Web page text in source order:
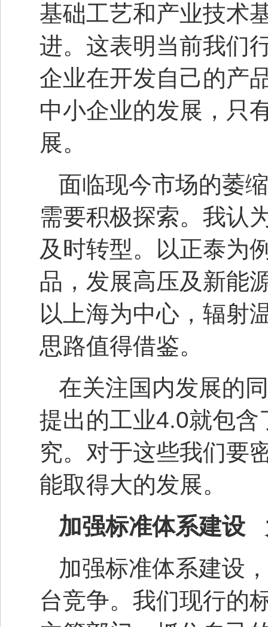
基础工艺和产业技术
进。这表明当前我们
企业在开发自己的产
中小企业的发展，只
展。
面临现今市场的萎
需要积极探索。我认
及时转型。以正泰为
品，发展高压及新能
以上海为中心，辐射
思路值得借鉴。
在关注国内发展的
提出的工业4.0就包
究。对于这些我们要
能取得大的发展。
加强标准体系建设
加强标准体系建设
台竞争。我们现行的